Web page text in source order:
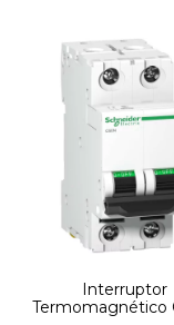
Interruptor
Termomagnético